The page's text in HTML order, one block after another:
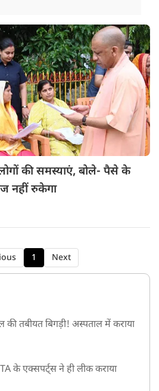
की समस्याएं, बोले- पैसे के
नहीं रुकेगा
1 Next
की तबीयत बिगड़ी! अस्पताल में कराया
के एक्सपर्ट्स ने ही लीक कराया